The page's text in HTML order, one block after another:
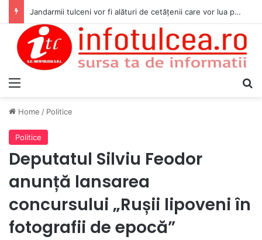
Jandarmii tulceni vor fi alături de cetățenii care vor lua parte la Festivalul Folk Țestos
Home / Politice
Politice
Deputatul Silviu Feodor
anunță lansarea
concursului „Rușii lipoveni în
fotografii de epocă”